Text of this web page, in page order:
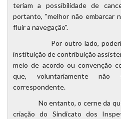
teriam a possibilidade de
portanto, "melhor não embarcar
fluir a navegação".
Por outro lado, poderiam
instituição de contribuição
meio de acordo ou convenção
que, voluntariamente
correspondente.
No entanto, o cerne da
criação do Sindicato dos